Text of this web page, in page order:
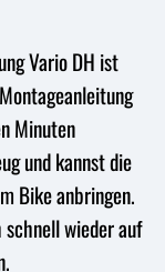
Vario DH ist
Minuten
und kannst die
Bike anbringen.
schnell wieder auf